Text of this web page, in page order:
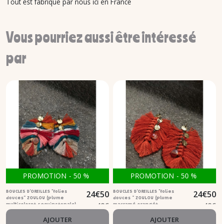
Vous pourriez aussi être intéressé
par
PROMOTION - 50 %
BOUCLES D'OREILLES "folies
douces" ZOULOU (plume
multicolore+ sequins+opale)
24€50
49€
AJOUTER
PROMOTION - 50 %
BOUCLES D'OREILLES "folies
douces " ZOULOU (plume
macramé orangé+
sequins+cornaline)
24€50
49€
AJOUTER